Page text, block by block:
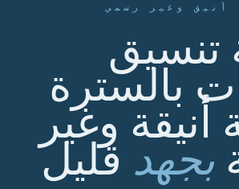
أنيق وغير رسمي
تنسيق
بالسترة
أنيقة وغير
بجهد قليل